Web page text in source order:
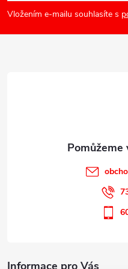
p
a
Vložením e-mailu souhlasíte s
Informace pro Vás